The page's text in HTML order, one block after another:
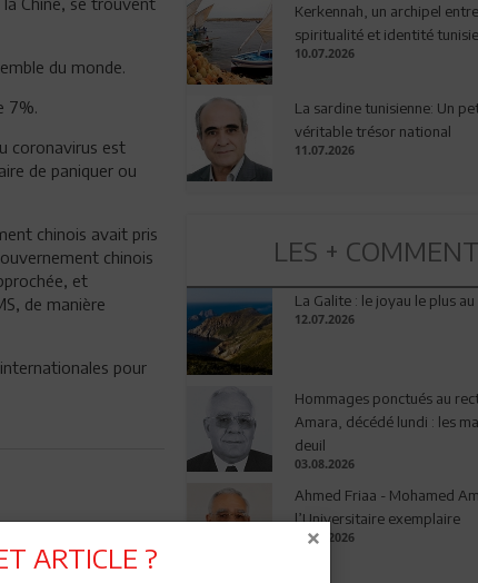
du monde.
7%.
coronavirus est
de paniquer ou
chinois avait pris
chinois
et
de manière
pour
Kerkennah, un archipel
spiritualité et identité
10.07.2026
La sardine tunisienne: Un
véritable trésor national
11.07.2026
LES +
La Galite : le joyau le plus
12.07.2026
Hommages ponctués au
Amara, décédé lundi : les
deuil
03.08.2026
Ahmed Friaa - Mohamed
l’Universitaire exemplaire
04.08.2026
ARTICLE ?